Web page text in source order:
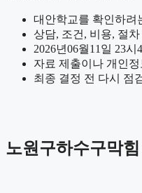
대안학교를 확인하려
상담, 조건, 비용, 절
2026년06월11일 23
자료 제출이나 개인
최종 결정 전 다시 점
노원구하수구막